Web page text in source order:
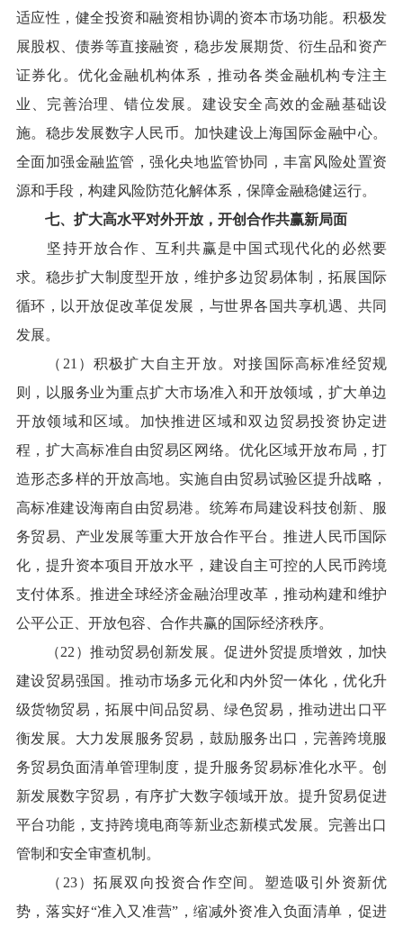
适应性，健全投资和融资相协调的资本市场功能。积极发
展股权、债券等直接融资，稳步发展期货、衍生品和资产
证券化。优化金融机构体系，推动各类金融机构专注主
业、完善治理、错位发展。建设安全高效的金融基础设
施。稳步发展数字人民币。加快建设上海国际金融中心。
全面加强金融监管，强化央地监管协同，丰富风险处置资
源和手段，构建风险防范化解体系，保障金融稳健运行。
七、扩大高水平对外开放，开创合作共赢新局面
坚持开放合作、互利共赢是中国式现代化的必然要
求。稳步扩大制度型开放，维护多边贸易体制，拓展国际
循环，以开放促改革促发展，与世界各国共享机遇、共同
发展。
（21）积极扩大自主开放。对接国际高标准经贸规
则，以服务业为重点扩大市场准入和开放领域，扩大单边
开放领域和区域。加快推进区域和双边贸易投资协定进
程，扩大高标准自由贸易区网络。优化区域开放布局，打
造形态多样的开放高地。实施自由贸易试验区提升战略，
高标准建设海南自由贸易港。统筹布局建设科技创新、服
务贸易、产业发展等重大开放合作平台。推进人民币国际
化，提升资本项目开放水平，建设自主可控的人民币跨境
支付体系。推进全球经济金融治理改革，推动构建和维护
公平公正、开放包容、合作共赢的国际经济秩序。
（22）推动贸易创新发展。促进外贸提质增效，加快
建设贸易强国。推动市场多元化和内外贸一体化，优化升
级货物贸易，拓展中间品贸易、绿色贸易，推动进出口平
衡发展。大力发展服务贸易，鼓励服务出口，完善跨境服
务贸易负面清单管理制度，提升服务贸易标准化水平。创
新发展数字贸易，有序扩大数字领域开放。提升贸易促进
平台功能，支持跨境电商等新业态新模式发展。完善出口
管制和安全审查机制。
（23）拓展双向投资合作空间。塑造吸引外资新优
势，落实好“准入又准营”，缩减外资准入负面清单，促进